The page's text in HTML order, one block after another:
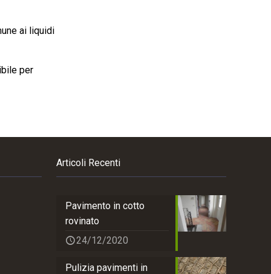
ai liquidi
per
Articoli Recenti
Pavimento in cotto
rovinato
24/12/2020
Pulizia pavimenti in